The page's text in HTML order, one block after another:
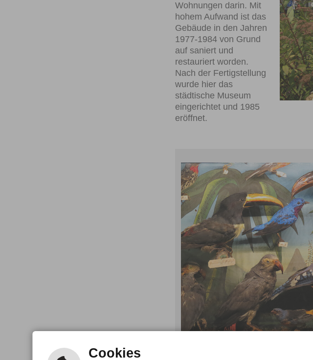
Wohnungen darin. Mit
hohem Aufwand ist das
Gebäude in den Jahren
1977-1984 von Grund
auf saniert und
restauriert worden.
Nach der Fertigstellung
wurde hier das
städtische Museum
eingerichtet und 1985
eröffnet.
Cookies